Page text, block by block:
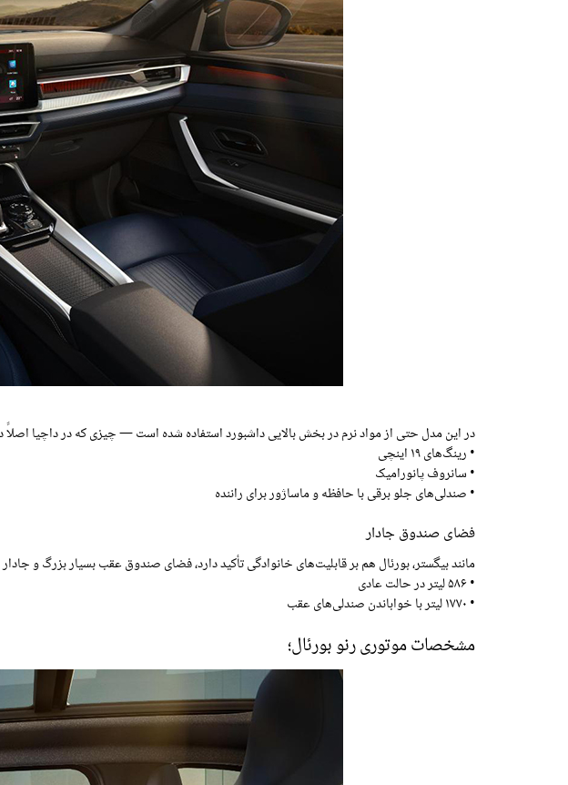
در این مدل حتی از مواد نرم در بخش بالایی داشبورد استفاده شده است — چیزی که در داچیا
• رینگ‌های ۱۹ اینچی
• سانروف پانورامیک
• صندلی‌های جلو برقی با حافظه و ماساژور برای راننده
فضای صندوق جادار
مانند بیگستر، بورئال هم بر قابلیت‌های خانوادگی تأکید دارد، فضای صندوق عقب بسیار بزرگ و
• ۵۸۶ لیتر در حالت عادی
• ۱۷۷۰ لیتر با خواباندن صندلی‌های عقب
مشخصات موتوری رنو بورئال؛